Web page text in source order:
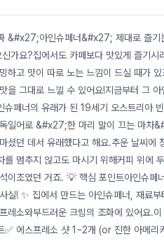
&#x27;아인슈페너&#x27; 제대로 즐기
가요?집에서도 카페보다 맛있게 즐기
하고 맛이 따로 노는 느낌이 드실 때가
을 그대로 느낄 수 있어요!지금부터 그
슈페너의 유래가 된 19세기 오스트리아
일어로 &#x27;한 마리 말이 끄는 마차
셨던 데서 유래했다고 해요.추운 날씨에
를 멈추지 않고도 마시기 위해커피 위에
이조였던 거죠. 💡 핵심 포인트아인슈
실! ✨ 집에서 만드는 아인슈페너, 재료
레소와부드러운 크림의 조화에 있어요.
✅ 에스프레소 샷 1~2개 (or 진한 아메